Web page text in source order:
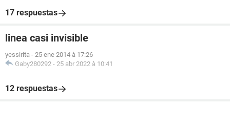
17 respuestas
linea casi invisible
yessirita - 25 ene 2014 à 17:26
Gaby280292 - 25 abr 2022 à 10:41
12 respuestas